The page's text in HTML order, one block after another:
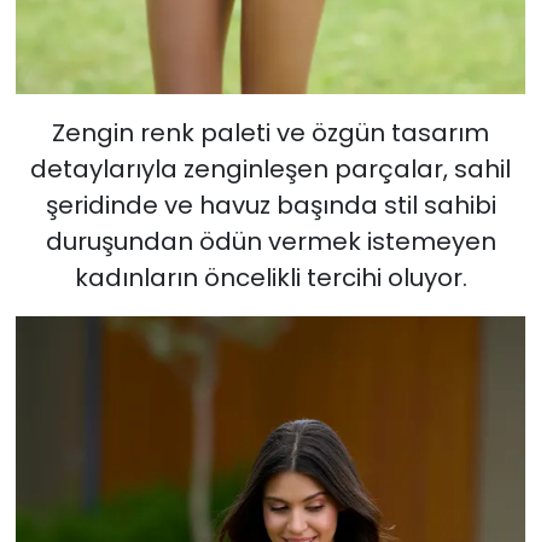
Zengin renk paleti ve özgün tasarım
detaylarıyla zenginleşen parçalar, sahil
şeridinde ve havuz başında stil sahibi
duruşundan ödün vermek istemeyen
kadınların öncelikli tercihi oluyor.